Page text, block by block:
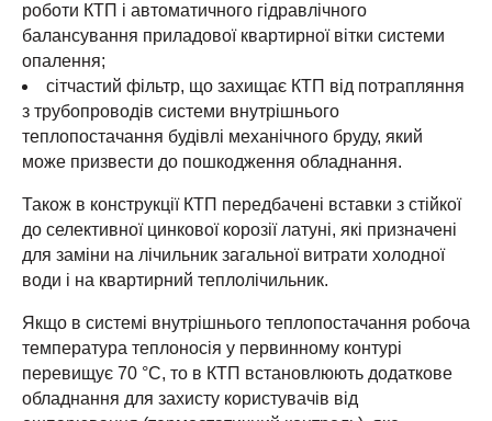
роботи КТП і автоматичного гідравлічного
балансування приладової квартирної вітки системи
опалення;
сітчастий фільтр, що захищає КТП від потрапляння
з трубопроводів системи внутрішнього
теплопостачання будівлі механічного бруду, який
може призвести до пошкодження обладнання.
Також в конструкції КТП передбачені вставки з стійкої
до селективної цинкової корозії латуні, які призначені
для заміни на лічильник загальної витрати холодної
води і на квартирний теплолічильник.
Якщо в системі внутрішнього теплопостачання робоча
температура теплоносія у первинному контурі
перевищує 70 °C, то в КТП встановлюють додаткове
обладнання для захисту користувачів від